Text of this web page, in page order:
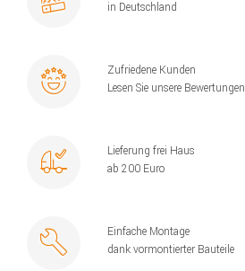
in Deutschland
Zufriedene Kunden
Lesen Sie unsere Bewertungen
Lieferung frei Haus
ab 200 Euro
Einfache Montage
dank vormontierter Bauteile